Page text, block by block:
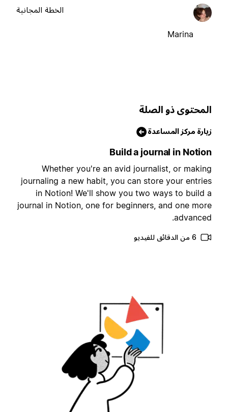
Marina
الخطة المجانية
ذو الصلة
مركز المساعدة
Build a journal in
Whether you're an avid journalist, or
journaling a new habit, you can store your
in Notion! We'll show you two ways to build
journal in Notion, one for beginners, and one
6 من الدقائق للفيديو